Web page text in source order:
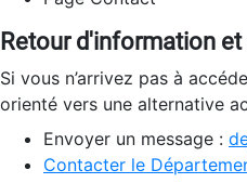
Retour d'information
Si vous n’arrivez pas à
orienté vers une alternative
Envoyer un message :
Contacter le